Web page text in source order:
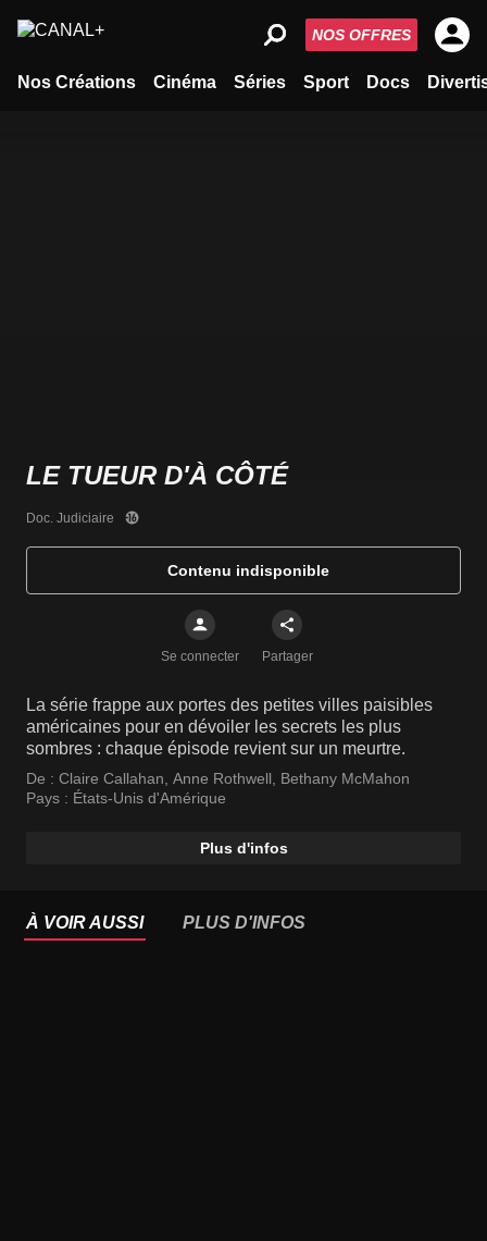
Nos Créations Cinéma Séries Sport Docs
NOS OFFRES
LE TUEUR D'À CÔTÉ
Doc. Judiciaire
Contenu indisponible
Se connecter Partager
La série frappe aux portes des petites villes paisibles
américaines pour en dévoiler les secrets les plus
sombres : chaque épisode revient sur un meurtre.
De : Claire Callahan Anne Rothwell
Bethany McMahon
Pays : États-Unis d'Amérique
Plus d'infos
À VOIR AUSSI PLUS D'INFOS